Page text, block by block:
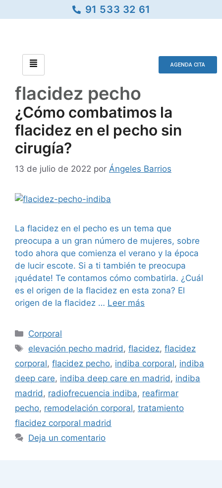
91 533 32 61
AGENDA CITA
flacidez pecho
¿Cómo combatimos la
flacidez en el pecho sin
cirugía?
13 de julio de 2022 por Ángeles Barrios
La flacidez en el pecho es un tema que
preocupa a un gran número de mujeres, sobre
todo ahora que comienza el verano y la época
de lucir escote. Si a ti también te preocupa
¡quédate! Te contamos cómo combatirla. ¿Cuál
es el origen de la flacidez en esta zona? El
origen de la flacidez … Leer más
Corporal
elevación pecho madrid ,flacidez,flacidez
corporal, flacidez pecho, indiba corporal, indiba
deep care, indiba deep care en madrid , indiba
madrid , radiofrecuencia indiba, reafirmar
pecho, remodelación corporal, tratamiento
flacidez corporal madrid
Deja un comentario